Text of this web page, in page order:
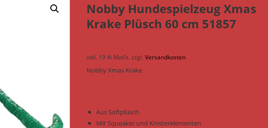
Nobby Hundespielzeug Xmas
Krake Plüsch 60 cm 51857
inkl. 19 % MwSt. zzgl.Versandkosten
Nobby Xmas Krake
Aus Softplüsch
Mit Squeaker und Knisterelementen